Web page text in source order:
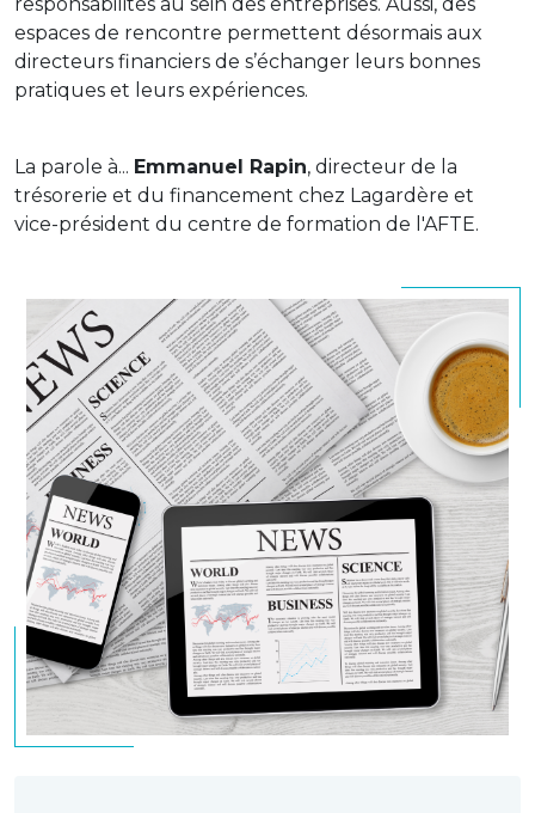
espaces de rencontre permettent désormais aux
directeurs financiers de s’échanger leurs bonnes
pratiques et leurs expériences.
La parole à... Emmanuel Rapin, directeur de la
trésorerie et du financement chez Lagardère et
vice-président du centre de formation de l'AFTE.